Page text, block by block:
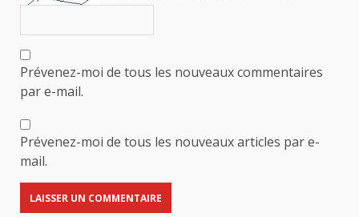
Prévenez-moi de tous les nouveaux commentaires
par e-mail.
Prévenez-moi de tous les nouveaux articles par e-
mail.